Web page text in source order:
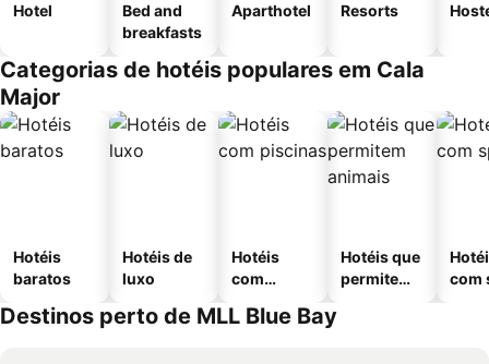
Hotel
Bed and
breakfasts
Aparthotel Resorts
Categorias de hotéis populares em Cala
Major
Hotéis
baratos
Hotéis de
luxo
Hotéis
com
Hotéis que
permitem
com
Destinos perto de MLL Blue Bay